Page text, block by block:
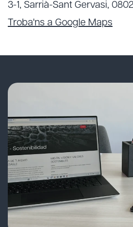
3-1, Sarrià-Sant Gervasi,
Troba'ns a Google Maps